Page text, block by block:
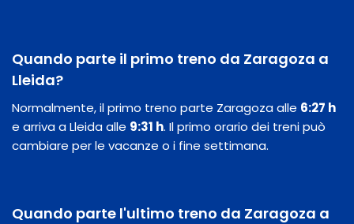
Quando parte il primo treno da Zaragoza a
Lleida?
Normalmente, il primo treno parte Zaragoza alle 6:27 h
e arriva a Lleida alle 9:31 h. Il primo orario dei treni può
cambiare per le vacanze o i fine settimana.
Quando parte l'ultimo treno da Zaragoza a